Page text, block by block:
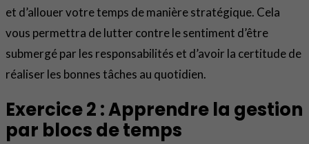
et d’allouer votre temps de manière stratégique. Cela
vous permettra de lutter contre le sentiment d’être
submergé par les responsabilités et d’avoir la certitude de
réaliser les bonnes tâches au quotidien.
Exercice 2 : Apprendre la gestion
par blocs de temps